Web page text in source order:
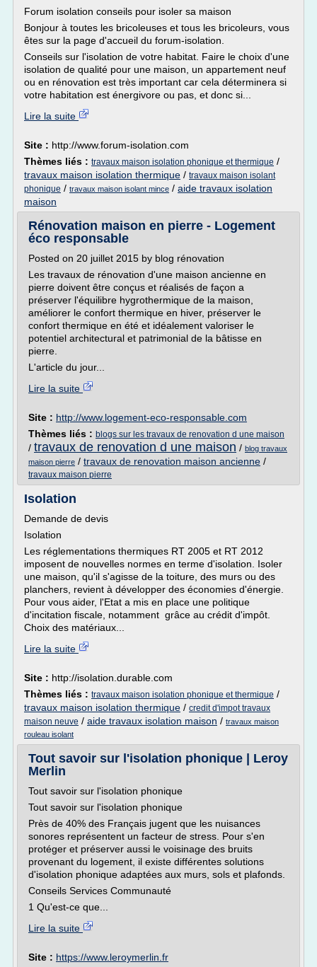
Forum isolation conseils pour isoler sa maison
Bonjour à toutes les bricoleuses et tous les bricoleurs, vous
êtes sur la page d'accueil du forum-isolation.
Conseils sur l'isolation de votre habitat. Faire le choix d'une
isolation de qualité pour une maison, un appartement neuf
ou en rénovation est très important car cela déterminera si
votre habitation est énergivore ou pas, et donc si...
Lire la suite
Site : http://www.forum-isolation.com
Thèmes liés : travaux maison isolation phonique et thermique /
travaux maison isolation thermique / travaux maison isolant
phonique / travaux maison isolant mince / aide travaux isolation
maison
Rénovation maison en pierre - Logement
éco responsable
Posted on 20 juillet 2015 by blog rénovation
Les travaux de rénovation d'une maison ancienne en
pierre doivent être conçus et réalisés de façon a
préserver l'équilibre hygrothermique de la maison,
améliorer le confort thermique en hiver, préserver le
confort thermique en été et idéalement valoriser le
potentiel architectural et patrimonial de la bâtisse en
pierre.
L'article du jour...
Lire la suite
Site : http://www.logement-eco-responsable.com
Thèmes liés : blogs sur les travaux de renovation d une maison
/ travaux de renovation d une maison / blog travaux
maison pierre / travaux de renovation maison ancienne /
travaux maison pierre
Isolation
Demande de devis
Isolation
Les réglementations thermiques RT 2005 et RT 2012
imposent de nouvelles normes en terme d'isolation. Isoler
une maison, qu'il s'agisse de la toiture, des murs ou des
planchers, revient à développer des économies d'énergie.
Pour vous aider, l'Etat a mis en place une politique
d'incitation fiscale, notamment grâce au crédit d'impôt.
Choix des matériaux...
Lire la suite
Site : http://isolation.durable.com
Thèmes liés : travaux maison isolation phonique et thermique /
travaux maison isolation thermique / credit d'impot travaux
maison neuve / aide travaux isolation maison / travaux maison
rouleau isolant
Tout savoir sur l'isolation phonique | Leroy
Merlin
Tout savoir sur l'isolation phonique
Tout savoir sur l'isolation phonique
Près de 40% des Français jugent que les nuisances
sonores représentent un facteur de stress. Pour s'en
protéger et préserver aussi le voisinage des bruits
provenant du logement, il existe différentes solutions
d'isolation phonique adaptées aux murs, sols et plafonds.
Conseils Services Communauté
1 Qu'est-ce que...
Lire la suite
Site : https://www.leroymerlin.fr